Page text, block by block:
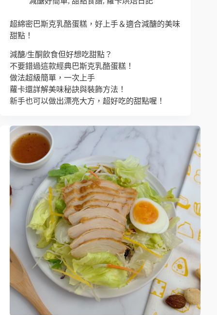
超綿密巴斯克乳酪蛋糕，好上手＆適合減醣的美味
甜點！
減醣/生酮飲食但好想吃甜點？
不要錯過這款經典巴斯克乳酪蛋糕！
做法超級簡單，一次上手
蘿卡還詳解美味秘訣與裝飾方法！
新手也可以做出漂亮大方，超好吃的甜點喔！